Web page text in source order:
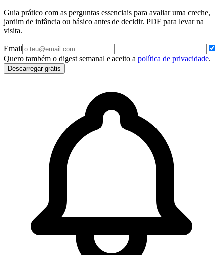
Guia prático com as perguntas essenciais para avaliar uma creche,
jardim de infância ou básico antes de decidir. PDF para levar na
visita.
Email
Quero também o digest semanal e aceito a política de privacidade.
Descarregar grátis